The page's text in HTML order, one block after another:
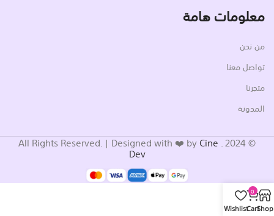
معلومات هامة
من نحن
تواصل معنا
متجرنا
المدونة
© 2024 . All Rights Reserved. | Designed with ❤️ by
Cine
Dev
Shop
0
Cart
Wishlist